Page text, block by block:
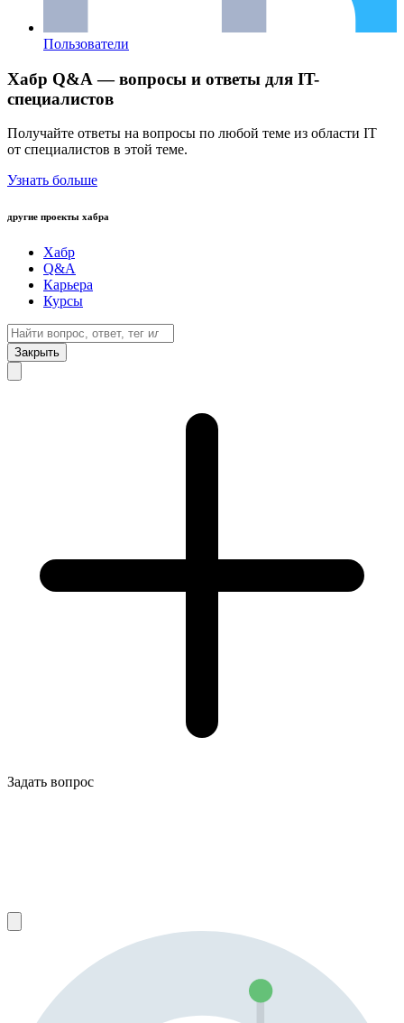
Пользователи
Хабр Q&A — вопросы и ответы для IT-
специалистов
Получайте ответы на вопросы по любой теме из области IT
от специалистов в этой теме.
Узнать больше
другие проекты хабра
Хабр
Q&A
Карьера
Курсы
Закрыть
Задать вопрос